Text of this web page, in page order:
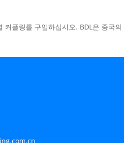
플링를 구입하십시오. BDL은 중국